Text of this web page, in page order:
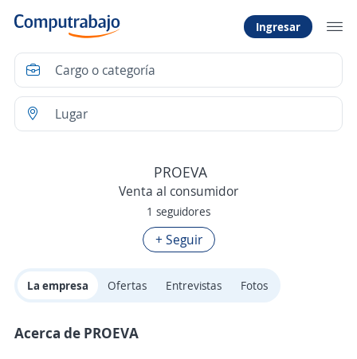
Ingresar
PROEVA
Venta al consumidor
1 seguidores
+ Seguir
La empresa Ofertas Entrevistas Fotos
Acerca de PROEVA